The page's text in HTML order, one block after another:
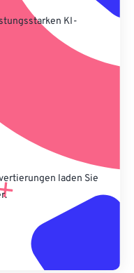
KI-
laden Sie